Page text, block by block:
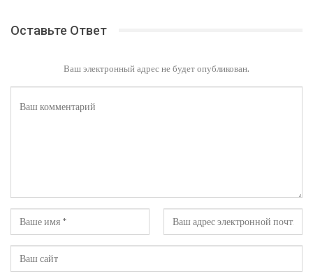
Оставьте Ответ
Ваш электронный адрес не будет опубликован.